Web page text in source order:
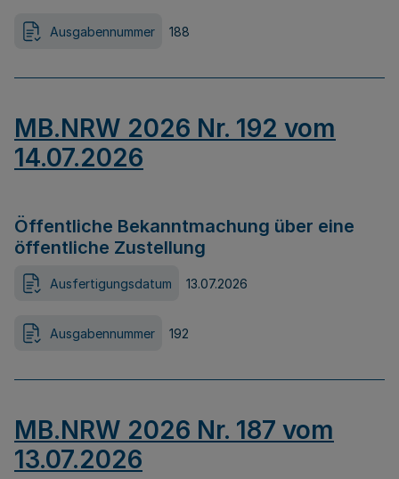
Ausgabennummer 188
MB.NRW 2026 Nr. 192 vom
14.07.2026
Öffentliche Bekanntmachung über eine
öffentliche Zustellung
Ausfertigungsdatum 13.07.2026
Ausgabennummer 192
MB.NRW 2026 Nr. 187 vom
13.07.2026